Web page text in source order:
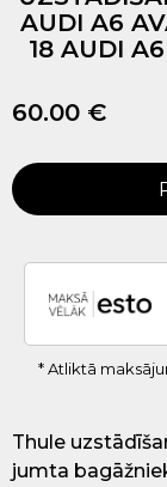
AUDI A6
18 AUDI
60.00 €
* Atliktā
Thule
jumta